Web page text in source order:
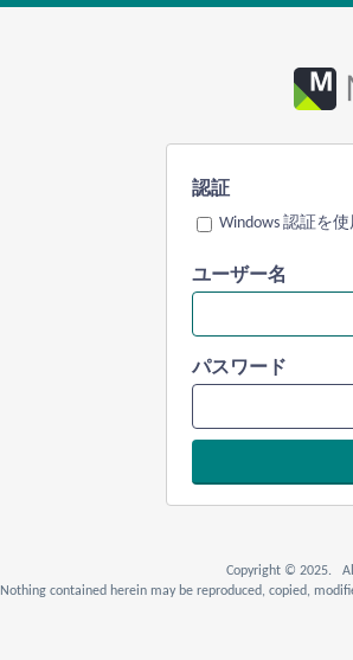
認証
Windows 認証を
ユーザー名
パスワード
Copyright © 2025. All
Nothing contained herein may be reproduced, copied,